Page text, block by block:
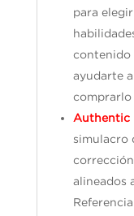
para
contenido
ayudarte
comprarlo
Authentic
simulacro
alineados